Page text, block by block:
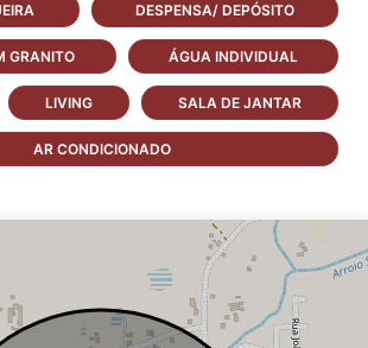
DESPENSA/ DEPÓSITO
GRANITO ÁGUA INDIVIDUAL
LIVING SALA DE JANTAR
AR CONDICIONADO